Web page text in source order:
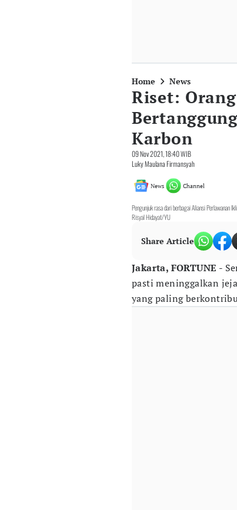
Home News
Riset:
Karbon
09 Nov 2021, 18:40 WIB
Luky Maulana Firmansyah
News Channel
Pengunjuk rasa dari berbagai Aliansi Perlawanan
Risyal Hidayat/YU
Share Article
Jakarta, FORTUNE -
pasti meninggalkan
yang paling